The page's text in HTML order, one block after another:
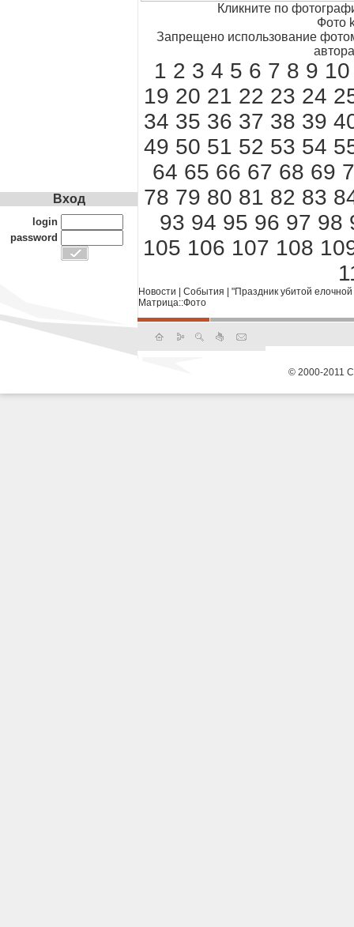
Кликните по
Фото
Запрещено использование
1 2 3 4 5 6 7 8 9 10
19 20 21 22 23 24
34 35 36 37 38 39
49 50 51 52 53 54
64 65 66 67 68 69
78 79 80 81 82 83
93 94 95 96 97 98
105 106 107 108
Новости События
"Праздник убитой
Матрица::Фото
Вход
login
password
© 2000-2011